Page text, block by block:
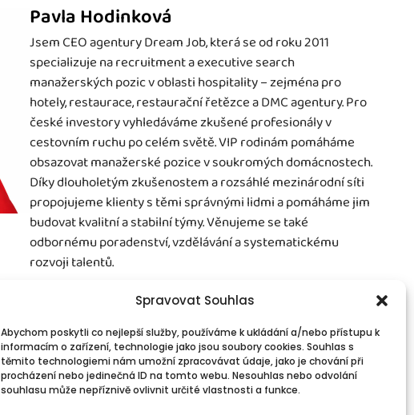
Spravovat Souhlas
Abychom poskytli co nejlepší služby, používáme k ukládání a/nebo přístupu k
informacím o zařízení, technologie jako jsou soubory cookies. Souhlas s
těmito technologiemi nám umožní zpracovávat údaje, jako je chování při
procházení nebo jedinečná ID na tomto webu. Nesouhlas nebo odvolání
souhlasu může nepříznivě ovlivnit určité vlastnosti a funkce.
Pavla Hodinková
Jsem CEO agentury Dream Job, která se od roku 2011
specializuje na recruitment a executive search
manažerských pozic v oblasti hospitality – zejména pro
hotely, restaurace, restaurační řetězce a DMC agentury. Pro
české investory vyhledáváme zkušené profesionály v
cestovním ruchu po celém světě. VIP rodinám pomáháme
obsazovat manažerské pozice v soukromých domácnostech.
Díky dlouholetým zkušenostem a rozsáhlé mezinárodní síti
propojujeme klienty s těmi správnými lidmi a pomáháme jim
budovat kvalitní a stabilní týmy. Věnujeme se také
odbornému poradenství, vzdělávání a systematickému
rozvoji talentů.
Povinné informace
GDPR
Cookies
Spojte se s námi!
Kontakty